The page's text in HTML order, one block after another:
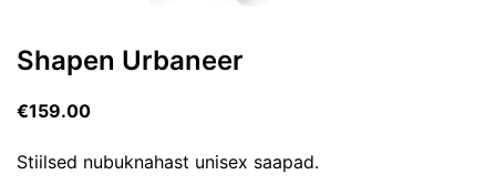
Shapen Urbaneer
€159.00
Stiilsed nubuknahast unisex saapad.